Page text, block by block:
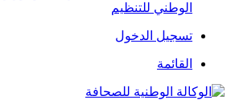
الوطني للتنظيم
تسجيل الدخول
القائمة